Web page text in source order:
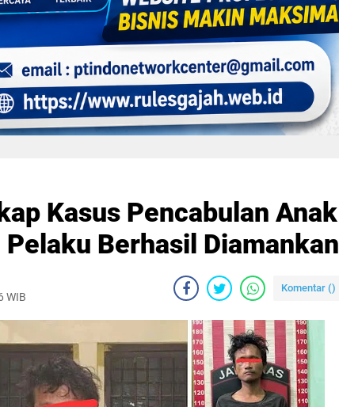
Kasus Pencabulan Anak
Berhasil Diamankan
WIB
Komentar ()